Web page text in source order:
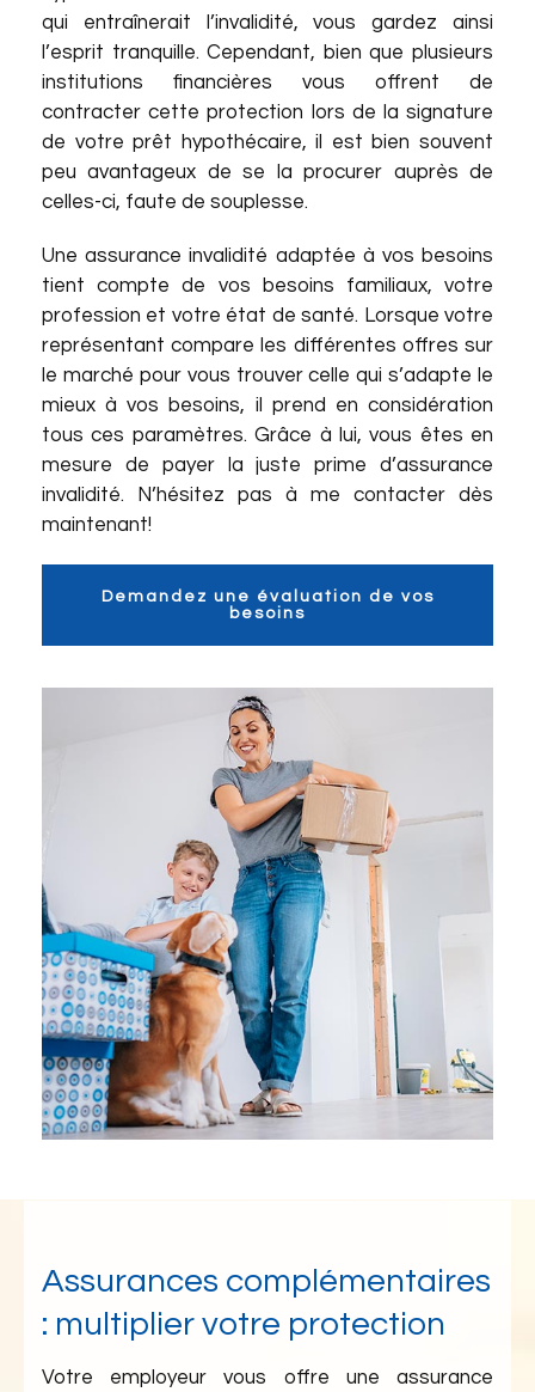
qui entraînerait l’invalidité, vous gardez ainsi
l’esprit tranquille. Cependant, bien que plusieurs
institutions financières vous offrent de
contracter cette protection lors de la signature
de votre prêt hypothécaire, il est bien souvent
peu avantageux de se la procurer auprès de
celles-ci, faute de souplesse.
Une assurance invalidité adaptée à vos besoins
tient compte de vos besoins familiaux, votre
profession et votre état de santé. Lorsque votre
représentant compare les différentes offres sur
le marché pour vous trouver celle qui s’adapte le
mieux à vos besoins, il prend en considération
tous ces paramètres. Grâce à lui, vous êtes en
mesure de payer la juste prime d’assurance
invalidité. N’hésitez pas à me contacter dès
maintenant!
Demandez une évaluation de vos
besoins
Assurances complémentaires
: multiplier votre protection
Votre employeur vous offre une assurance